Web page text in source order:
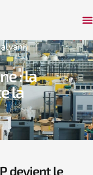
: la
la
devient le